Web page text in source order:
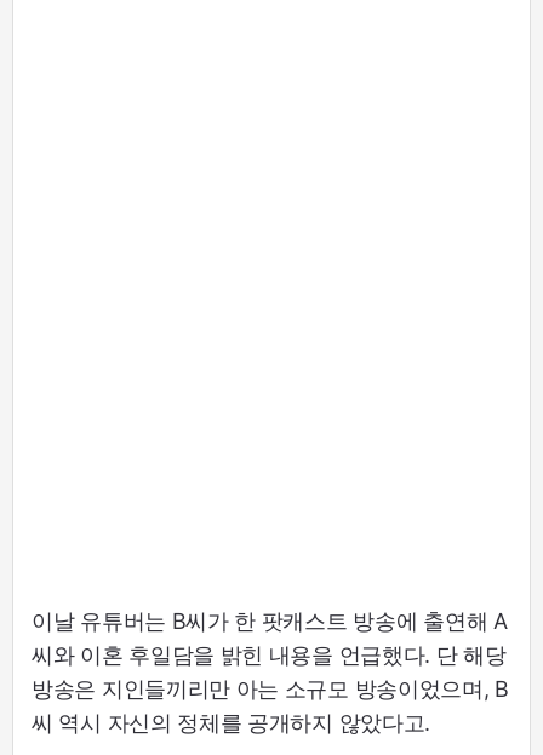
이날 유튜버는 B씨가 한 팟캐스트 방송에 출연해 A
씨와 이혼 후일담을 밝힌 내용을 언급했다. 단 해당
방송은 지인들끼리만 아는 소규모 방송이었으며, B
씨 역시 자신의 정체를 공개하지 않았다고.